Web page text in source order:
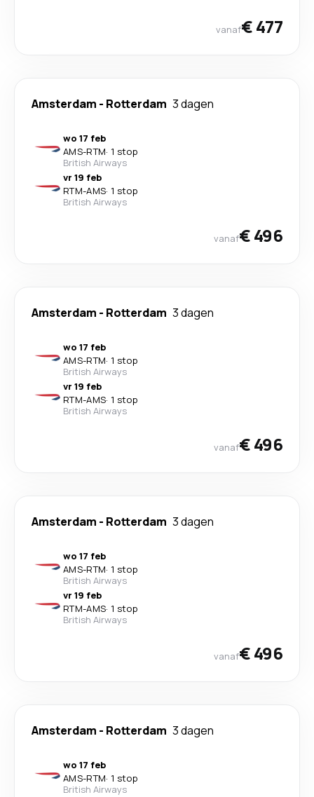
vanaf€ 477
Amsterdam - Rotterdam 3 dagen
wo 17 feb
AMS-RTM· 1 stop
British Airways
vr 19 feb
RTM-AMS· 1 stop
British Airways
vanaf€ 496
Amsterdam - Rotterdam 3 dagen
wo 17 feb
AMS-RTM· 1 stop
British Airways
vr 19 feb
RTM-AMS· 1 stop
British Airways
vanaf€ 496
Amsterdam - Rotterdam 3 dagen
wo 17 feb
AMS-RTM· 1 stop
British Airways
vr 19 feb
RTM-AMS· 1 stop
British Airways
vanaf€ 496
Amsterdam - Rotterdam 3 dagen
wo 17 feb
AMS-RTM· 1 stop
British Airways